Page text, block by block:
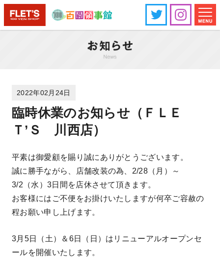
2022年02月24日
臨時休業のお知らせ（ＦＬＥ
Ｔ’Ｓ 川西店）
平素は御愛顧を賜り誠にありがとうございます。
誠に勝手ながら、店舗改装の為、2/28（月）～
3/2（水）3日間を店休させて頂きます。
お客様にはご不便をお掛けいたしますが何卒ご容赦の
程お願い申し上げます。
3月5日（土）＆6日（日）はリニューアルオープンセ
ールを開催いたします。